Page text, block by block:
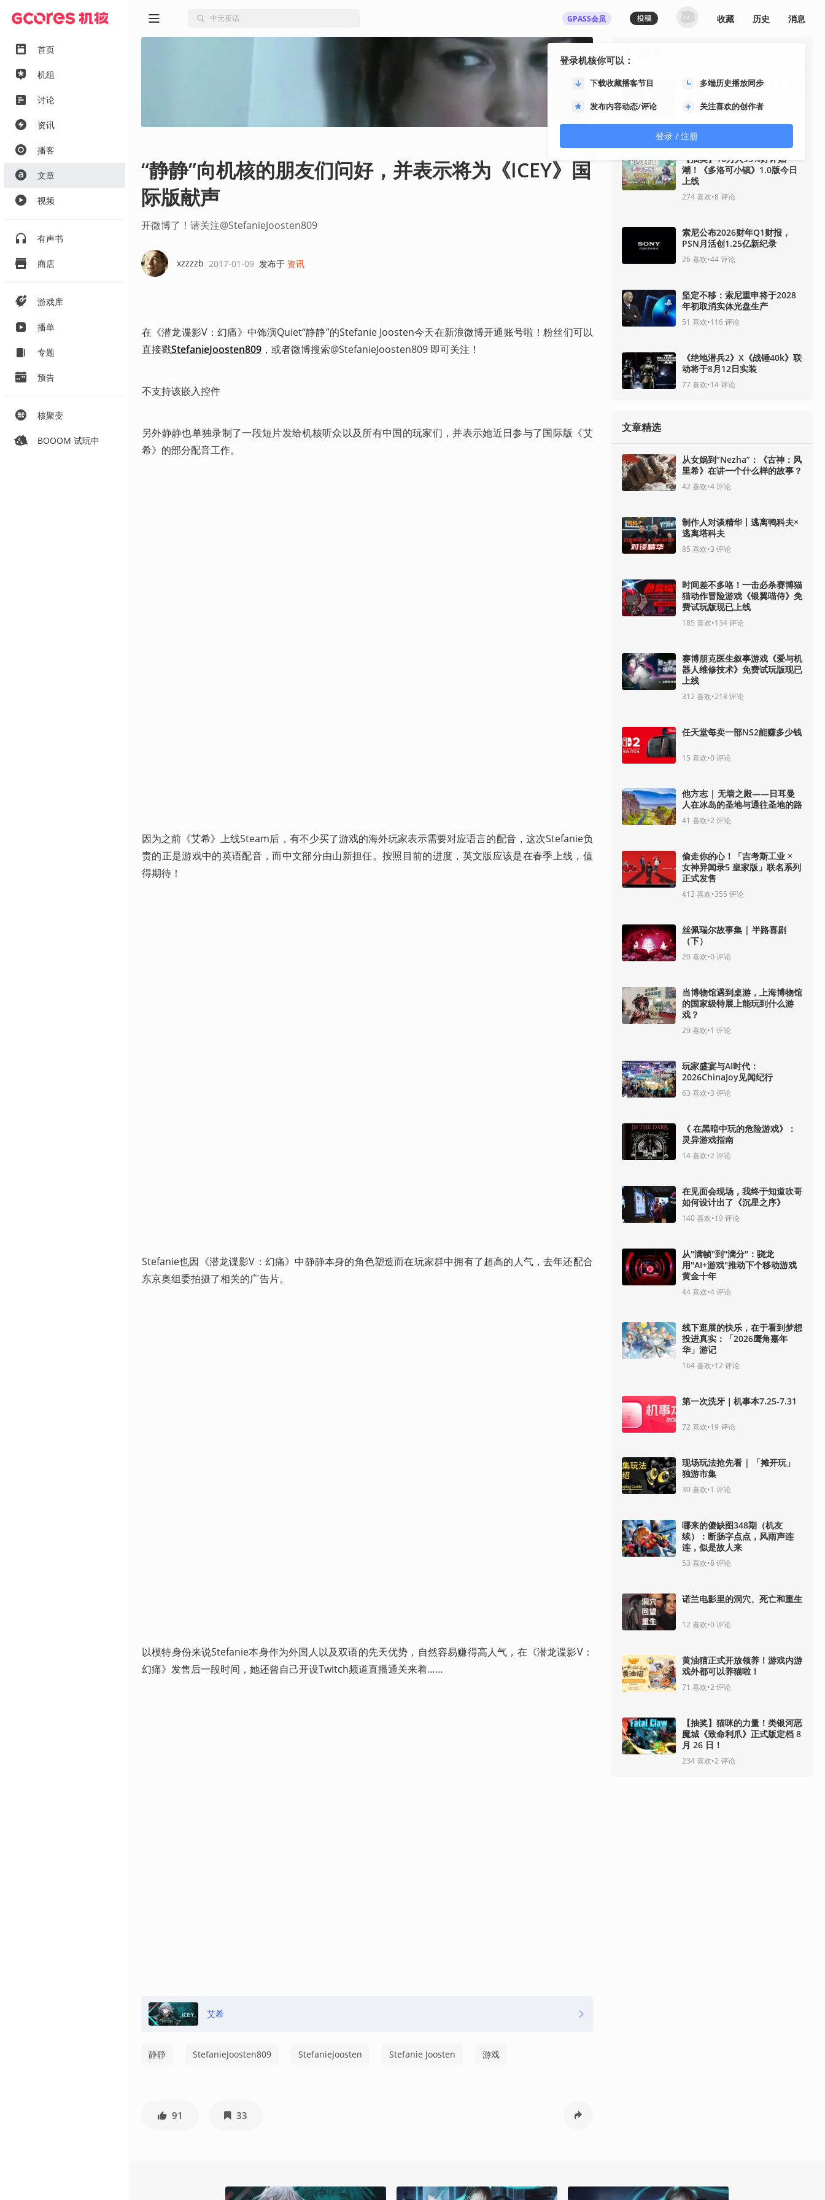
首页
机组
讨论
资讯
播客
文章
视频
有声书
商店
游戏库
播单
专题
预告
核聚变
BOOOM 试玩中
GPASS会员
登录机核你可以：
下载收藏播客节目 多端历史播放同步
发布内容动态/评论 关注喜欢的创作者
登录 / 注册
收藏 历史 消息
“静静”向机核的朋友们问好，并表示将为《ICEY》国
际版献声
开微博了！请关注@StefanieJoosten809
xzzzzb 2017-01-09 发布于 资讯
在《潜龙谍影V：幻痛》中饰演Quiet“静静”的Stefanie Joosten今天在新浪微博开通账号啦！粉丝们可以
直接戳StefanieJoosten809 ，或者微博搜索@StefanieJoosten809 即可关注！
不支持该嵌入控件
另外静静也单独录制了一段短片发给机核听众以及所有中国的玩家们，并表示她近日参与了国际版《艾
希》的部分配音工作。
因为之前《艾希》上线Steam后，有不少买了游戏的海外玩家表示需要对应语言的配音，这次Stefanie负
责的正是游戏中的英语配音，而中文部分由山新担任。按照目前的进度，英文版应该是在春季上线，值
得期待！
Stefanie也因《潜龙谍影V：幻痛》中静静本身的角色塑造而在玩家群中拥有了超高的人气，去年还配合
东京奥组委拍摄了相关的广告片。
以模特身份来说Stefanie本身作为外国人以及双语的先天优势，自然容易赚得高人气，在《潜龙谍影V：
幻痛》发售后一段时间，她还曾自己开设Twitch频道直播通关来着……
艾希
静静 StefanieJoosten809 StefanieJoosten Stefanie Joosten 游戏
91 33
最热资讯
【抽奖】四人合作战术射击游戏
来丰富内容更新
160喜欢•134评论
【抽奖】10万人95%好评如
潮！《多洛可小镇》1.0版今日
上线
274喜欢•8 评论
索尼公布2026财年Q1财报，
PSN月活创1.25亿新纪录
26喜欢•44评论
坚定不移：索尼重申将于2028
年初取消实体光盘生产
51 喜欢•116评论
《绝地潜兵2》X《战锤40k》联
动将于8月12日实装
77喜欢•14评论
文章精选
从女娲到“Nezha”：《古神：风
里希》在讲一个什么样的故事？
42 喜欢•4评论
制作人对谈精华丨逃离鸭科夫×
逃离塔科夫
85 喜欢•3 评论
时间差不多咯！一击必杀赛博猫
猫动作冒险游戏《银翼喵侍》免
费试玩版现已上线
185 喜欢•134评论
赛博朋克医生叙事游戏《爱与机
器人维修技术》免费试玩版现已
上线
312 喜欢•218 评论
任天堂每卖一部NS2能赚多少钱
15 喜欢•0评论
他方志 | 无墙之殿——日耳曼
人在冰岛的圣地与通往圣地的路
41 喜欢•2 评论
偷走你的心！「吉考斯工业 ×
女神异闻录5 皇家版」联名系列
正式发售
413 喜欢•355 评论
丝佩瑞尔故事集 | 半路喜剧
（下）
20喜欢•0评论
当博物馆遇到桌游，上海博物馆
的国家级特展上能玩到什么游
戏？
29 喜欢•1 评论
玩家盛宴与AI时代：
2026ChinaJoy见闻纪行
63 喜欢•3 评论
《 在黑暗中玩的危险游戏》：
灵异游戏指南
14喜欢•2 评论
在见面会现场，我终于知道吹哥
如何设计出了《沉星之序》
140喜欢•19 评论
从"满帧"到"满分"：骁龙
用"AI+游戏"推动下个移动游戏
黄金十年
44喜欢•4评论
线下逛展的快乐，在于看到梦想
投进真实：「2026鹰角嘉年
华」游记
164喜欢•12 评论
第一次洗牙｜机事本7.25-7.31
72 喜欢•19 评论
现场玩法抢先看 | 「摊开玩」
独游市集
30喜欢•1 评论
哪来的傻缺图348期（机友
续）：断肠字点点，风雨声连
连，似是故人来
53 喜欢•8 评论
诺兰电影里的洞穴、死亡和重生
12 喜欢•0评论
黄油猫正式开放领养！游戏内游
戏外都可以养猫啦！
71 喜欢•2 评论
【抽奖】猫咪的力量！类银河恶
魔城《致命利爪》正式版定档 8
月 26 日！
234喜欢•2 评论